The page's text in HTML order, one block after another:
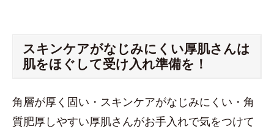
スキンケアがなじみにくい厚肌さんは
肌をほぐして受け入れ準備を！
角層が厚く固い・スキンケアがなじみにくい・角
質肥厚しやすい厚肌さんがお手入れで気をつけて